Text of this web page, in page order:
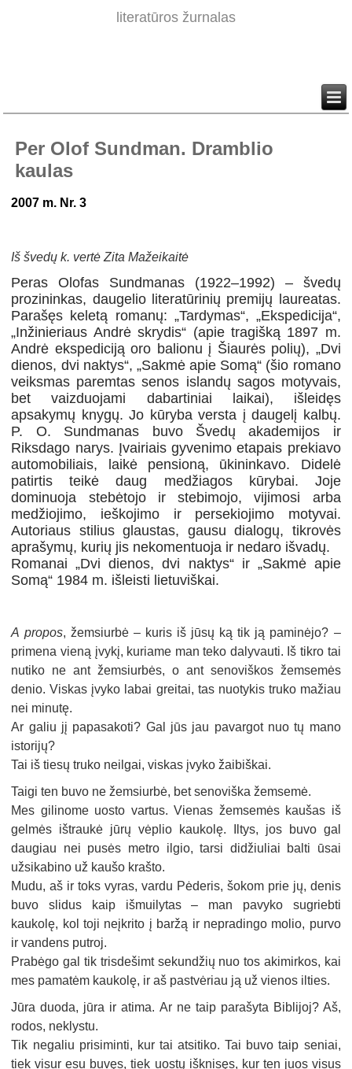
literatūros žurnalas
Per Olof Sundman. Dramblio
kaulas
2007 m. Nr. 3
Iš švedų k. vertė Zita Mažeikaitė
Peras Olofas Sundmanas (1922–1992) – švedų
prozininkas, daugelio literatūrinių premijų laureatas.
Parašęs keletą romanų: „Tardymas“, „Ekspedicija“,
„Inžinieriaus Andrė skrydis“ (apie tragišką 1897 m.
Andrė ekspediciją oro balionu į Šiaurės polių), „Dvi
dienos, dvi naktys“, „Sakmė apie Somą“ (šio romano
veiksmas paremtas senos islandų sagos motyvais,
bet vaizduojami dabartiniai laikai), išleidęs
apsakymų knygų. Jo kūryba versta į daugelį kalbų.
P. O. Sundmanas buvo Švedų akademijos ir
Riksdago narys. Įvairiais gyvenimo etapais prekiavo
automobiliais, laikė pensioną, ūkininkavo. Didelė
patirtis teikė daug medžiagos kūrybai. Joje
dominuoja stebėtojo ir stebimojo, vijimosi arba
medžiojimo, ieškojimo ir persekiojimo motyvai.
Autoriaus stilius glaustas, gausu dialogų, tikrovės
aprašymų, kurių jis nekomentuoja ir nedaro išvadų.
Romanai „Dvi dienos, dvi naktys“ ir „Sakmė apie
Somą“ 1984 m. išleisti lietuviškai.
A propos, žemsiurbė – kuris iš jūsų ką tik ją paminėjo? –
primena vieną įvykį, kuriame man teko dalyvauti. Iš tikro tai
nutiko ne ant žemsiurbės, o ant senoviškos žemsemės
denio. Viskas įvyko labai greitai, tas nuotykis truko mažiau
nei minutę.
Ar galiu jį papasakoti? Gal jūs jau pavargot nuo tų mano
istorijų?
Tai iš tiesų truko neilgai, viskas įvyko žaibiškai.
Taigi ten buvo ne žemsiurbė, bet senoviška žemsemė.
Mes gilinome uosto vartus. Vienas žemsemės kaušas iš
gelmės ištraukė jūrų vėplio kaukolę. Iltys, jos buvo gal
daugiau nei pusės metro ilgio, tarsi didžiuliai balti ūsai
užsikabino už kaušo krašto.
Mudu, aš ir toks vyras, vardu Pėderis, šokom prie jų, denis
buvo slidus kaip išmuilytas – man pavyko sugriebti
kaukolę, kol toji neįkrito į baržą ir nepradingo molio, purvo
ir vandens putroj.
Prabėgo gal tik trisdešimt sekundžių nuo tos akimirkos, kai
mes pamatėm kaukolę, ir aš pastvėriau ją už vienos ilties.
Jūra duoda, jūra ir atima. Ar ne taip parašyta Biblijoj? Aš,
rodos, neklystu.
Tik negaliu prisiminti, kur tai atsitiko. Tai buvo taip seniai,
tiek visur esu buvęs, tiek uostų išknisęs, kur ten juos visus